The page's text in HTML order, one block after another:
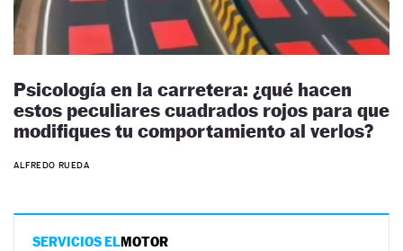
Psicología en la carretera: ¿qué hacen
estos peculiares cuadrados rojos para que
modifiques tu comportamiento al verlos?
ALFREDO RUEDA
SERVICIOS ELMOTOR